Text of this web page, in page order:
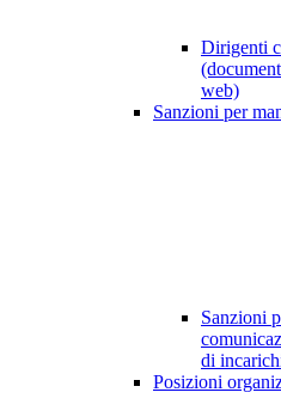
Dirigenti
web)
Sanzioni per
Sanzioni
di
Posizioni